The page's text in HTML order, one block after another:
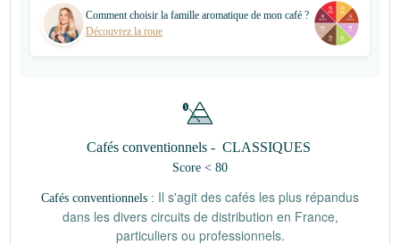
Comment choisir la famille aromatique de mon café ?
Découvrez la roue
Cafés conventionnels - CLASSIQUES
Score < 80
Cafés conventionnels : Il s'agit des cafés les plus répandus
dans les divers circuits de distribution en France,
particuliers ou professionnels.